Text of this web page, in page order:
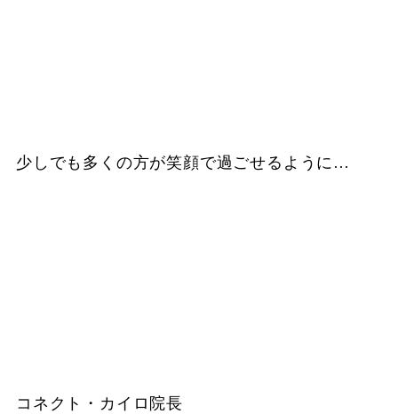
少しでも多くの方が笑顔で過ごせるように…
コネクト・カイロ院長